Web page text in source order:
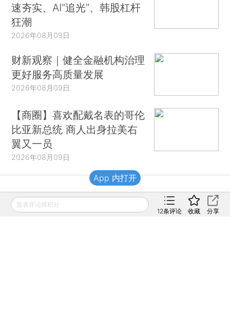
速夯实、AI“追光”、韩股杠杆
狂潮
2026年08月09日
财新观察｜健全金融机构治理
更好服务高质量发展
2026年08月09日
【商圈】喜欢配戴名表的哥伦
比亚新总统 商人出身拉美右
翼又一员
2026年08月09日
财新移动
发表评论得积分
12条评论 收藏 分享
App 内打开